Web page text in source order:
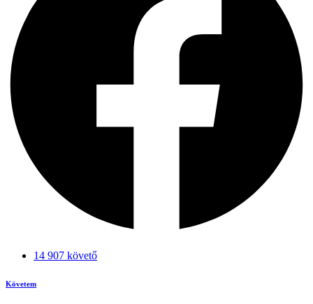
14 907 követő
Követem